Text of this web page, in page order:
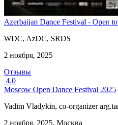
Azerbaijan Dance Festival - Open
WDC, AzDC, SRDS
2 ноября, 2025
Отзывы
4.0
Moscow Open Dance Festival 2025
Vadim Vladykin, co-organizer
2 ноября, 2025, Москва